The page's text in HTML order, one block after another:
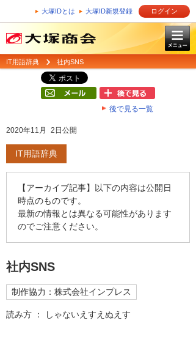
大塚IDとは 大塚ID新規登録 ログイン
IT用語辞典 社内SNS
後で見る一覧
2020年11月 2日公開
IT用語辞典
【アーカイブ記事】以下の内容は公開日
時点のものです。
最新の情報とは異なる可能性があります
のでご注意ください。
社内SNS
制作協力：株式会社インプレス
読み方 ： しゃないえすえぬえす